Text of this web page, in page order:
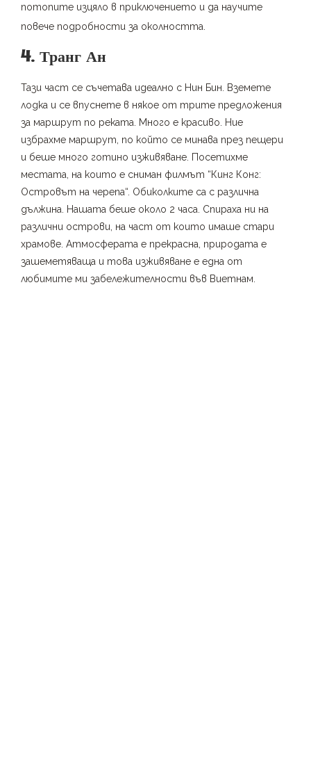
потопите изцяло в приключението и да научите
повече подробности за околността.
4. Транг Ан
Тази част се съчетава идеално с Нин Бин. Вземете
лодка и се впуснете в някое от трите предложения
за маршрут по реката. Много е красиво. Ние
избрахме маршрут, по който се минава през пещери
и беше много готино изживяване. Посетихме
местата, на които е сниман филмът “Кинг Конг:
Островът на черепа“. Обиколките са с различна
дължина. Нашата беше около 2 часа. Спираха ни на
различни острови, на част от които имаше стари
храмове. Атмосферата е прекрасна, природата е
зашеметяваща и това изживяване е една от
любимите ми забележителности във Виетнам.